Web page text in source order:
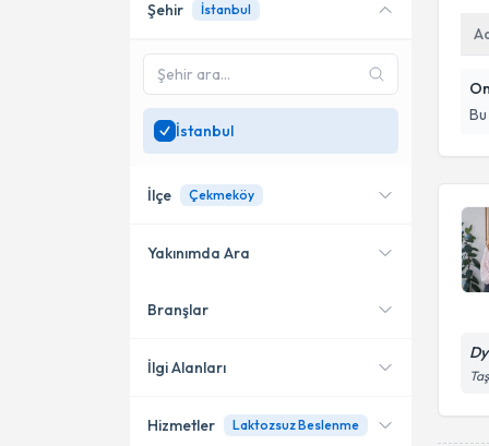
Online danışmanlık sunan
Sadeceİstanbul
uzman ara
Şehir İstanbul
İstanbul
İlçe Çekmeköy
Kadıköy
Bakırköy
Yakınımda Ara
Konumuma yakın uzmanları
Branşlar
Diyetisyen
İlgi Alanları
Hizmetler Laktozsuz Beslenme